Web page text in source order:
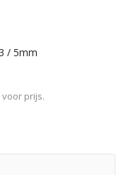
/ 5mm
prijs.